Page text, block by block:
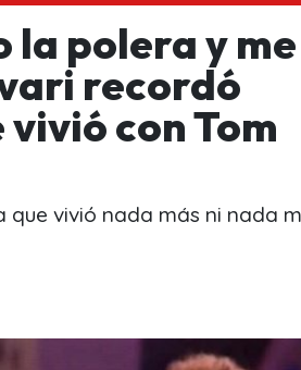
la polera y me
recordó
con Tom
vivió nada más ni nada